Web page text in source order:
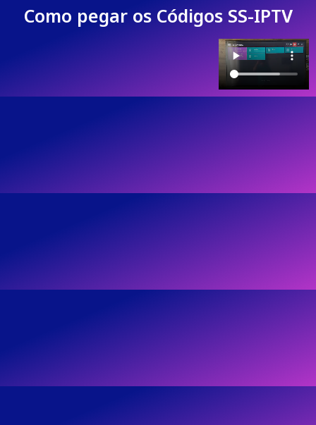
Como pegar os Códigos SS-IPTV